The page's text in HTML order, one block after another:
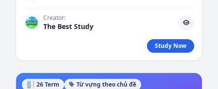
Creator:
The Best Study
Study Now
26 Term Từ vựng theo chủ đề